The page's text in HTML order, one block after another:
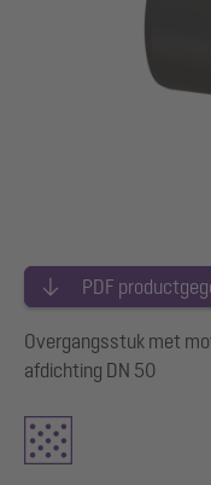
PDF
Overgangsstuk met
afdichting DN 50